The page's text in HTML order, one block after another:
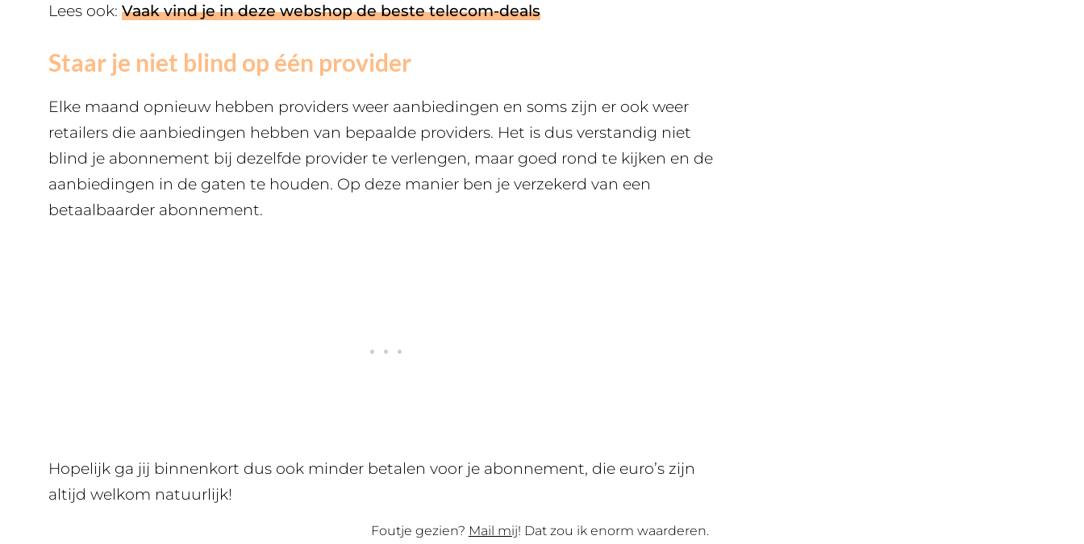
Lees ook: Vaak vind je in deze webshop de beste telecom-deals
Staar je niet blind op één provider
Elke maand opnieuw hebben providers weer aanbiedingen en soms zijn er ook weer
retailers die aanbiedingen hebben van bepaalde providers. Het is dus verstandig niet
blind je abonnement bij dezelfde provider te verlengen, maar goed rond te kijken en de
aanbiedingen in de gaten te houden. Op deze manier ben je verzekerd van een
betaalbaarder abonnement.
Hopelijk ga jij binnenkort dus ook minder betalen voor je abonnement, die euro’s zijn
altijd welkom natuurlijk!
Foutje gezien? Mail mij! Dat zou ik enorm waarderen.